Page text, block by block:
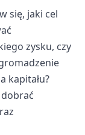
się, jaki cel
zysku, czy
kapitału?